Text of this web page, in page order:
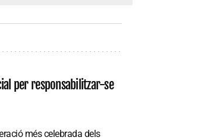
per responsabilitzar-se
més celebrada dels